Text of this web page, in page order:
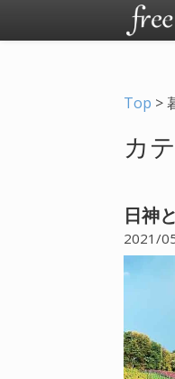
Top >
カ
日神
2021/